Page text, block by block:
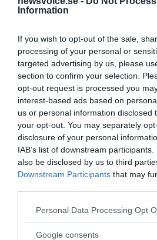
Information
If you wish to opt-out of the sale,
processing of your personal or
targeted advertising by us, please
section to confirm your selection.
opt-out request is processed you
interest-based ads based on
us or personal information disclosed
your opt-out. You may separately
disclosure of your personal
IAB’s list of downstream
also be disclosed by us to third
Downstream Participants that may
Please note that this website/app
not limited to your visit or usage
Personal Data Processing Opt
Google consents
Få NewsVoice
ANNONSER